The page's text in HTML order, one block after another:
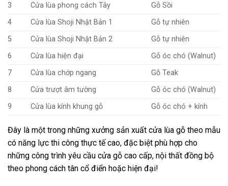
3
Cửa lùa phong cách Tây
Gỗ Sồi
4
Cửa lùa Shoji Nhật Bản 1
Gỗ tự nhiên
5
Cửa lùa Shoji Nhật Bản 2
Gỗ tự nhiên
6
Cửa lùa hiện đại
Gỗ óc chó (Walnut)
7
Cửa lùa chớp ngang
Gỗ Teak
8
Cửa trượt âm tường
Gỗ óc chó (Walnut)
9
Cửa lùa kính khung gỗ Gỗ óc chó + kính
Đây là một trong những xưởng sản xuất cửa lùa gỗ theo mẫu
có năng lực thi công thực tế cao, đặc biệt phù hợp cho
những công trình yêu cầu cửa gỗ cao cấp, nội thất đồng bộ
theo phong cách tân cổ điển hoặc hiện đại!